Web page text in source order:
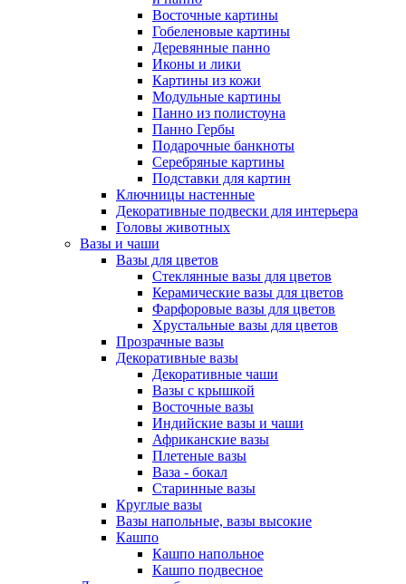
Восточные картины
Гобеленовые картины
Деревянные панно
Иконы и лики
Картины из кожи
Модульные картины
Панно из полистоуна
Панно Гербы
Подарочные банкноты
Серебряные картины
Подставки для картин
Ключницы настенные
Декоративные подвески для интерьера
Головы животных
Вазы и чаши
Вазы для цветов
Стеклянные вазы для цветов
Керамические вазы для цветов
Фарфоровые вазы для цветов
Хрустальные вазы для цветов
Прозрачные вазы
Декоративные вазы
Декоративные чаши
Вазы с крышкой
Восточные вазы
Индийские вазы и чаши
Африканские вазы
Плетеные вазы
Ваза - бокал
Старинные вазы
Круглые вазы
Вазы напольные, вазы высокие
Кашпо
Кашпо напольное
Кашпо подвесное